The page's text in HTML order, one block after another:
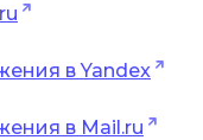
в Yandex
в Mail.ru